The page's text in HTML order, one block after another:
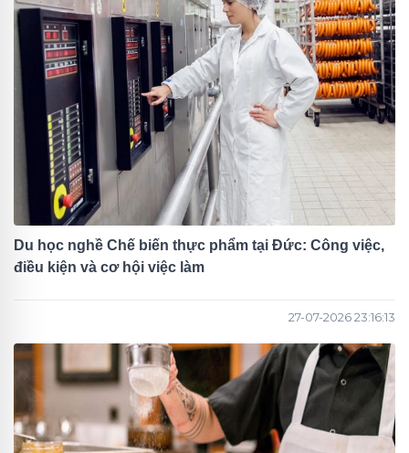
Du học nghề Chế biến thực phẩm tại Đức: Công việc,
điều kiện và cơ hội việc làm
27-07-2026 23:16:13